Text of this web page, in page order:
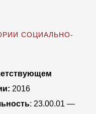
СОЦИАЛЬНО-
2016
: 23.00.01 —